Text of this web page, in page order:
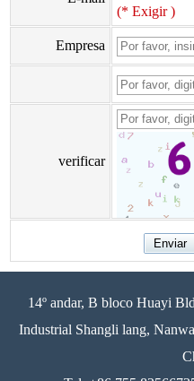
(* Exigir )
Empresa
verificar
14º andar, B bloco Huayi
Industrial Shangli lang,